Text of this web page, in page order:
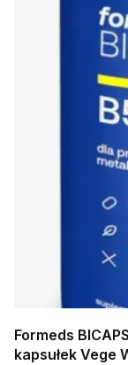
Formeds
kapsułek Vege